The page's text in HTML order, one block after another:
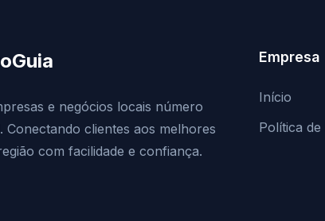
e negócios locais número
Conectando clientes aos melhores
com facilidade e confiança.
Empresa
Início
Política de